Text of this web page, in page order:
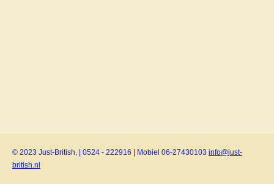
© 2023 Just-British, | 0524 - 222916 | Mobiel 06-27430103 info@just-
british.nl